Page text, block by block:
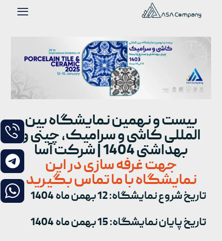
بیست و نهمین نمایشگاه بین
المللی کاشی و سرامیک، چینی و
بهداشتی 1404 | شرکت آسا
جهت غرفه سازی در این
نمایشگاه با ما تماس بگیرید
تاریخ شروع نمایشگاه: 12 بهمن ماه 1404
تاریخ پایان نمایشگاه: 15 بهمن ماه 1404